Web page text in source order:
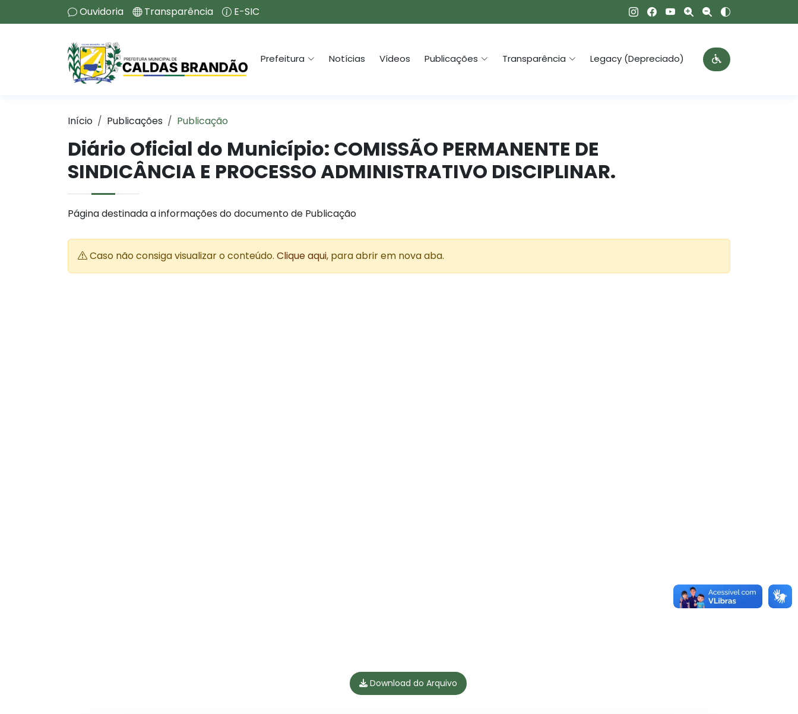
Ouvidoria Transparência E-SIC
Prefeitura Notícias Vídeos Publicações Transparência Legacy (Depreciado)
Início Publicações Publicação
Diário Oficial do Município: COMISSÃO PERMANENTE DE
SINDICÂNCIA E PROCESSO ADMINISTRATIVO DISCIPLINAR.
Página destinada a informações do documento de Publicação
Caso não consiga visualizar o conteúdo. Clique aqui, para abrir em nova aba.
Download do Arquivo